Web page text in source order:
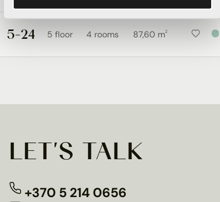
5-24 5 floor 4 rooms 87,60 m2
LET'S TALK
+370 5 214 0656